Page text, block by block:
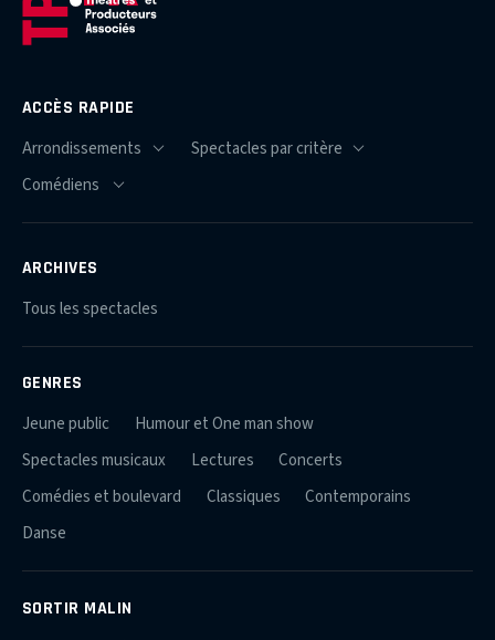
ACCÈS RAPIDE
ARCHIVES
Tous les spectacles
GENRES
Jeune public
Humour et One man show
Spectacles musicaux
Lectures
Concerts
Comédies et boulevard
Classiques
Contemporains
Danse
SORTIR MALIN